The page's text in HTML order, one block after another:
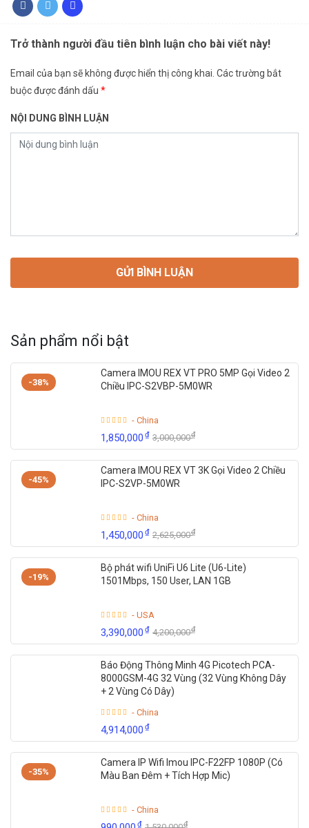
Trở thành người đầu tiên bình luận cho bài viết này!
Email của bạn sẽ không được hiển thị công khai. Các trường bắt
buộc được đánh dấu *
NỘI DUNG BÌNH LUẬN
Sản phẩm nổi bật
-38%
Camera IMOU REX VT PRO 5MP Gọi Video 2
Chiều IPC-S2VBP-5M0WR
- China
1,850,000₫ 3,000,000₫
-45%
Camera IMOU REX VT 3K Gọi Video 2 Chiều
IPC-S2VP-5M0WR
- China
1,450,000₫ 2,625,000₫
-19%
Bộ phát wifi UniFi U6 Lite (U6-Lite)
1501Mbps, 150 User, LAN 1GB
- USA
3,390,000₫ 4,200,000₫
Báo Động Thông Minh 4G Picotech PCA-
8000GSM-4G 32 Vùng (32 Vùng Không Dây
+ 2 Vùng Có Dây)
- China
4,914,000₫
-35%
Camera IP Wifi Imou IPC-F22FP 1080P (Có
Màu Ban Đêm + Tích Hợp Mic)
- China
₫ ₫